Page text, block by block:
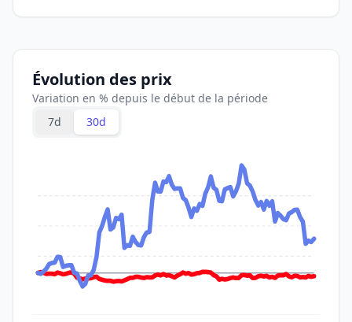
Évolution des prix
Variation en % depuis le début de la période
7d
30d